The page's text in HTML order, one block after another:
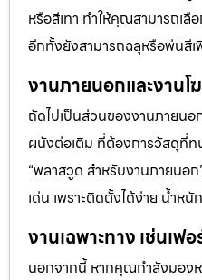
หรือสีเทา ทำให้คุณสามารถเ
อีกทั้งยังสามารถฉลุหรือพ่นสี
งานภายนอกและงาน
ถัดไปเป็นส่วนของงานภายนอ
ผนังต่อเติม ที่ต้องการวัสดุที่
“พลาสวูด สำหรับงานภายนอ
เด่น เพราะติดตั้งได้ง่าย น้ำห
งานเฉพาะทาง เช่นเฟ
นอกจากนี้ หากคุณกำลังมอง